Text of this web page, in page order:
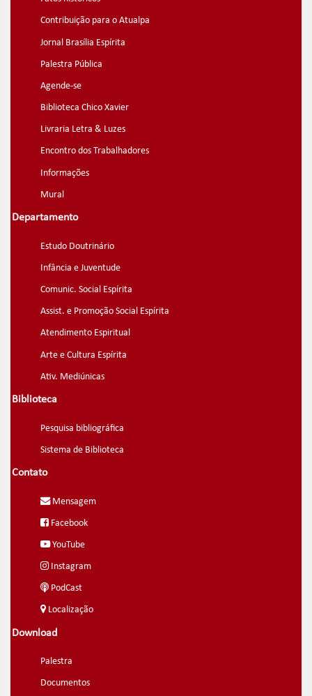
Contribuição para o Atualpa
Jornal Brasília Espírita
Palestra Pública
Agende-se
Biblioteca Chico Xavier
Livraria Letra & Luzes
Encontro dos Trabalhadores
Informações
Mural
Departamento
Estudo Doutrinário
Infância e Juventude
Comunic. Social Espírita
Assist. e Promoção Social Espírita
Atendimento Espiritual
Arte e Cultura Espírita
Ativ. Mediúnicas
Biblioteca
Pesquisa bibliográfica
Sistema de Biblioteca
Contato
Mensagem
Facebook
YouTube
Instagram
PodCast
Localização
Download
Palestra
Documentos